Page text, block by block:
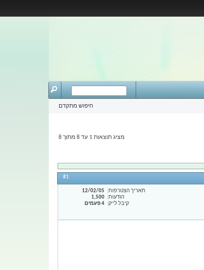
חיפוש מתקדם
מציג תוצאות 1 עד 8 מתוך 8
#1
תאריך הצטרפות
12/02/05
הודעות
1,500
קיבל לייק
4 פעמים